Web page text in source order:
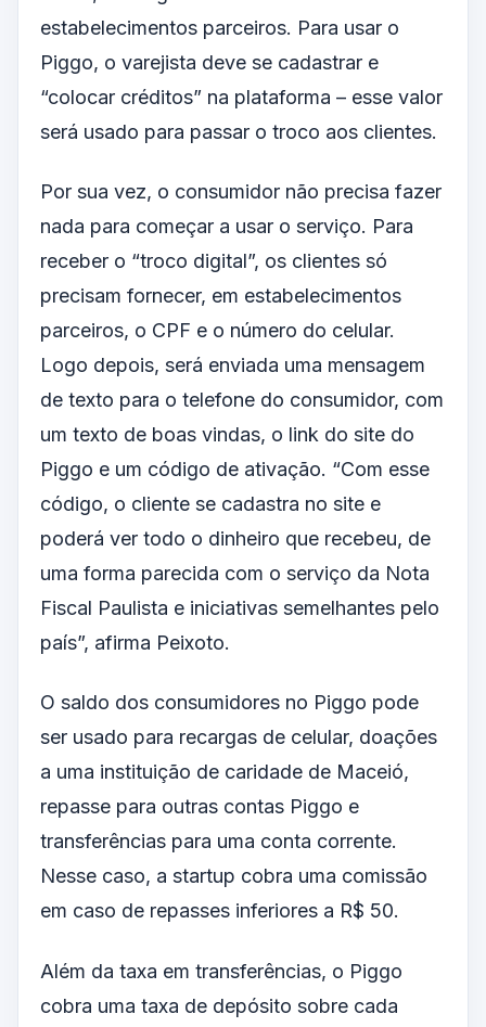
estabelecimentos parceiros. Para usar o
Piggo, o varejista deve se cadastrar e
“colocar créditos” na plataforma – esse valor
será usado para passar o troco aos clientes.
Por sua vez, o consumidor não precisa fazer
nada para começar a usar o serviço. Para
receber o “troco digital”, os clientes só
precisam fornecer, em estabelecimentos
parceiros, o CPF e o número do celular.
Logo depois, será enviada uma mensagem
de texto para o telefone do consumidor, com
um texto de boas vindas, o link do site do
Piggo e um código de ativação. “Com esse
código, o cliente se cadastra no site e
poderá ver todo o dinheiro que recebeu, de
uma forma parecida com o serviço da Nota
Fiscal Paulista e iniciativas semelhantes pelo
país”, afirma Peixoto.
O saldo dos consumidores no Piggo pode
ser usado para recargas de celular, doações
a uma instituição de caridade de Maceió,
repasse para outras contas Piggo e
transferências para uma conta corrente.
Nesse caso, a startup cobra uma comissão
em caso de repasses inferiores a R$ 50.
Além da taxa em transferências, o Piggo
cobra uma taxa de depósito sobre cada